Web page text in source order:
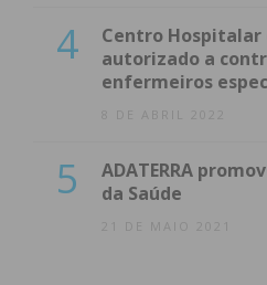
4
Centro Hospitalar
autorizado a
enfermeiros
8 DE ABRIL 2022
5
ADATERRA
da Saúde
21 DE MAIO 2021